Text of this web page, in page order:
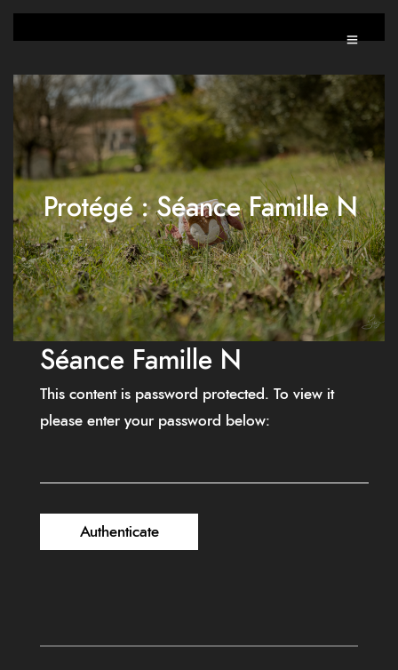
Protégé : Séance Famille N
Séance Famille N
This content is password protected. To view it
please enter your password below: